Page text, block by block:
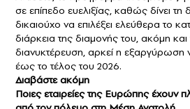
σε επίπεδο ευελιξίας, καθώς δίνει τη
δικαιούχο να επιλέξει ελεύθερα το
διάρκεια της διαμονής του, ακόμη και
διανυκτέρευση, αρκεί η εξαργύρωση
έως το τέλος του 2026.
Διαβάστε ακόμη
Ποιες εταιρείες της Ευρώπης έχουν